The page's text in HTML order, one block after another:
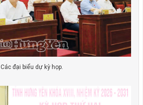
Các đại biểu dự kỳ họp.